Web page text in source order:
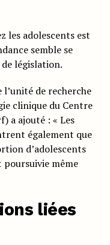
les adolescents est
semble se
législation.
de recherche
clinique du Centre
a ajouté : « Les
également que
d’adolescents
poursuivie même
liées